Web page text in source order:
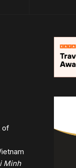
of
Minh